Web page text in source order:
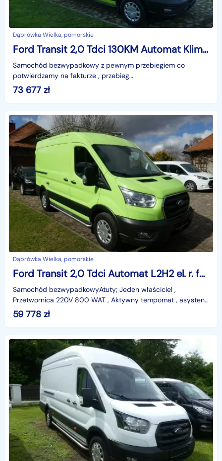
Dąbrówka Wielka, pomorskie
Ford Transit 2,0 Tdci 130KM Automat Klima Kamera cofania VAT-23 ładowność 1140 k
Samochód bezwypadkowy z pewnym przebiegiem co
potwierdzamy na fakturze , przebieg
autostradowy.Atuty;Jeden właściciel , AUTOMATYCZNA
SKRZYNIA BIEGÓW , Kontener
73 677 zł
Dąbrówka Wielka, pomorskie
Ford Transit 2,0 Tdci Automat L2H2 el. r. fotela , Navi , SYNC3 , przetwornica 22
Samochód bezwypadkowyAtuty; Jeden właściciel ,
Przetwornica 220V 800 WAT , Aktywny tempomat , asystent
pasa ruchu , SYNC 3LED , wersja L2H2 , Elektrycznie regul
59 778 zł